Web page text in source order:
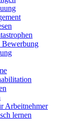
Arbeitnehmer
lernen